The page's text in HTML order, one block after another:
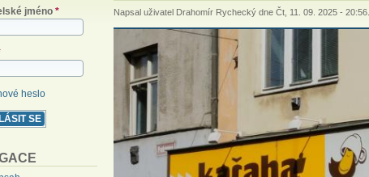
jméno *
heslo
Napsal uživatel Drahomír Rychecký dne Čt, 11. 09. 2025 - 20:56.